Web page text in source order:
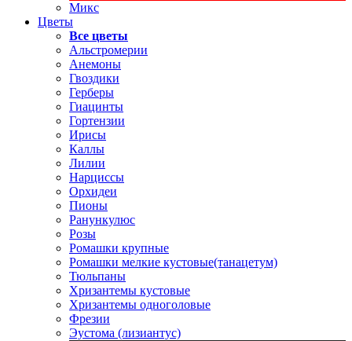
Микс
Цветы
Все цветы
Альстромерии
Анемоны
Гвоздики
Герберы
Гиацинты
Гортензии
Ирисы
Каллы
Лилии
Нарциссы
Орхидеи
Пионы
Ранункулюс
Розы
Ромашки крупные
Ромашки мелкие кустовые(танацетум)
Тюльпаны
Хризантемы кустовые
Хризантемы одноголовые
Фрезии
Эустома (лизиантус)